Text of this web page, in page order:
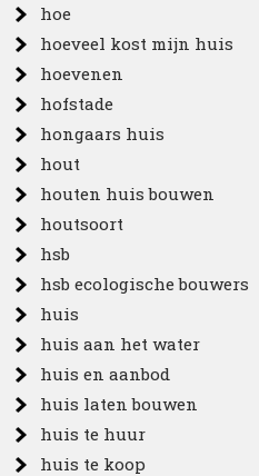
hoe
hoeveel kost mijn huis
hoevenen
hofstade
hongaars huis
hout
houten huis bouwen
houtsoort
hsb
hsb ecologische bouwers
huis
huis aan het water
huis en aanbod
huis laten bouwen
huis te huur
huis te koop